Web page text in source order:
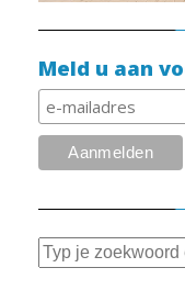
Meld u aan